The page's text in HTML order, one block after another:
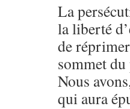
La
la liberté
de
sommet
Nous
qui aura